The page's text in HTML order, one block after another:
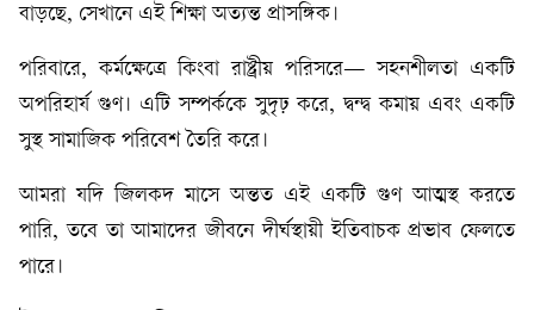
বাড়ছে, সেখানে এই শিক্ষা অত্যন্ত প্রাসঙ্গিক।
পরিবারে, কর্মক্ষেত্রে কিংবা রাষ্ট্রীয় পরিসরে— সহনশীলতা একটি
অপরিহার্য গুণ। এটি সম্পর্ককে সুদৃঢ় করে, দ্বন্দ্ব কমায় এবং একটি
সুস্থ সামাজিক পরিবেশ তৈরি করে।
আমরা যদি জিলকদ মাসে অন্তত এই একটি গুণ আত্মস্থ করতে
পারি, তবে তা আমাদের জীবনে দীর্ঘস্থায়ী ইতিবাচক প্রভাব ফেলতে
পারে।